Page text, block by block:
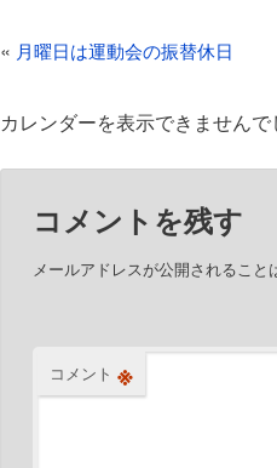
投
ナ
« 月曜日は運動会の振替休日
カレンダーを表示できませんで
コメントを残す
メールアドレスが公開されること
コメント ※